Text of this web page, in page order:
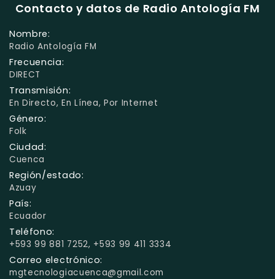
Contacto y datos de Radio Antología FM
Nombre:
Radio Antología FM
Frecuencia:
DIRECT
Transmisión:
En Directo, En Línea, Por Internet
Género:
Folk
Ciudad:
Cuenca
Región/estado:
Azuay
País:
Ecuador
Teléfono:
+593 99 881 7252, +593 99 411 3334
Correo electrónico:
mgtecnologiacuenca@gmail.com